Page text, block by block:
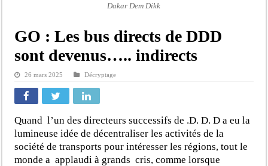
Dakar Dem Dikk
GO : Les bus directs de DDD
sont devenus….. indirects
26 mars 2025 Décryptage
Quand l’un des directeurs successifs de .D. D. D a eu la
lumineuse idée de décentraliser les activités de la
société de transports pour intéresser les régions, tout le
monde a applaudi à grands cris, comme lorsque